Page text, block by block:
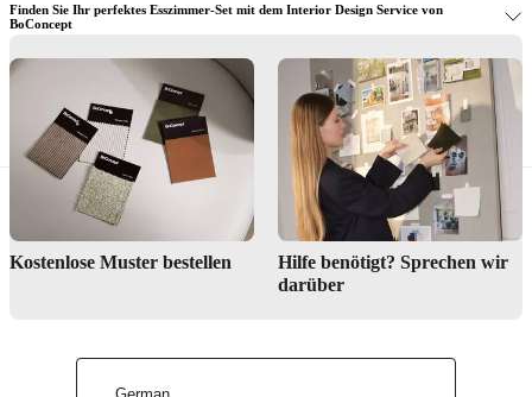
Lassen Sie sich von unseren Esszimmern inspirieren
Finden Sie Ihr perfektes Esszimmer-Set mit dem Interior Design Service von
BoConcept
Bezoek BoConcept-winkels om eettafelsets in het echt te bekijken
Geschäft finden
Kostenlose Muster bestellen
Hilfe benötigt? Sprechen wir
darüber